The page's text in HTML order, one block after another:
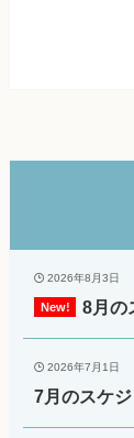
2026年8月3日
8月の
2026年7月1日
7月のスケ